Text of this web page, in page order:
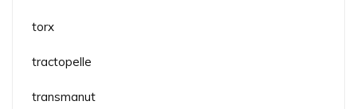
torx
tractopelle
transmanut